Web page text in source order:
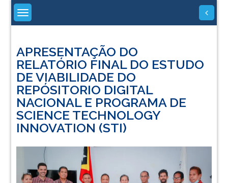
Skip
content
APRESENTAÇÃO DO
RELATÓRIO FINAL DO ESTUDO
DE VIABILIDADE DO
REPÓSITORIO DIGITAL
NACIONAL E PROGRAMA DE
SCIENCE TECHNOLOGY
INNOVATION (STI)